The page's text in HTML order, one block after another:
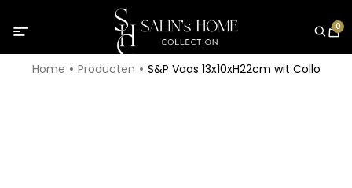
0
Home Producten S&P Vaas 13x10xH22cm wit Collo